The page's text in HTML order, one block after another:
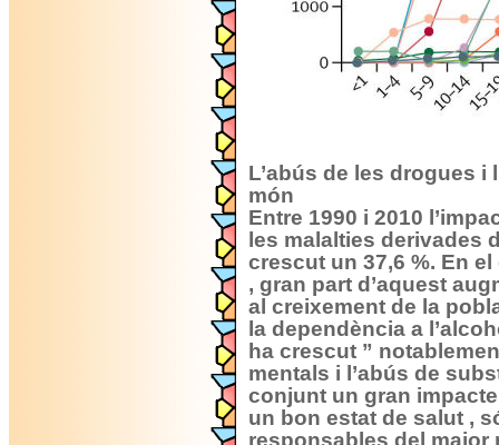
L’abús de les drogues i
món
Entre 1990 i 2010
les malalties derivades
crescut un 37,6 %. En
, gran part d’aquest
al creixement de la
la dependència a
ha crescut ”
mentals i l’abús de
conjunt un gran
un bon estat de salut ,
responsables del major